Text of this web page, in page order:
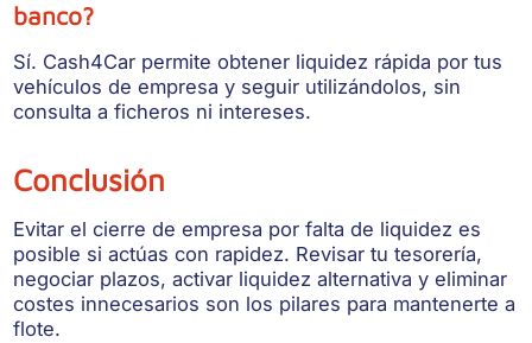
banco?
Sí. Cash4Car permite obtener liquidez rápida por tus
vehículos de empresa y seguir utilizándolos, sin
consulta a ficheros ni intereses.
Conclusión
Evitar elcierre de empresa por falta de liquidez es
posible si actúas con rapidez. Revisar tu tesorería,
negociar plazos, activar liquidez alternativa y eliminar
costes innecesarios son los pilares para mantenerte a
flote.